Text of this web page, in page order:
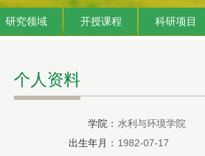
研究领域 开授课程 科研项目
个人资料
学院： 水利与环境学院
出生年月： 1982-07-17